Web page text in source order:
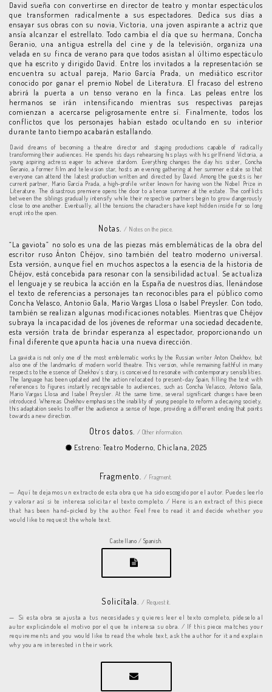
David sueña con convertirse en director de teatro y montar espectáculos
que transformen radicalmente a sus espectadores. Dedica sus días a
ensayar sus obras con su novia, Victoria, una joven aspirante a actriz que
ansía alcanzar el estrellato. Todo cambia el día que su hermana, Concha
Geranio, una antigua estrella del cine y de la televisión, organiza una
velada en su finca de verano para que todos asistan al último espectáculo
que ha escrito y dirigido David. Entre los invitados a la representación se
encuentra su actual pareja, Mario García Prada, un mediático escritor
conocido por ganar el premio Nobel de Literatura. El fracaso del estreno
abrirá la puerta a un tenso verano en la finca. Las peleas entre los
hermanos se irán intensificando mientras sus respectivas parejas
comienzan a acercarse peligrosamente entre sí. Finalmente, todos los
conflictos que los personajes habían estado ocultando en su interior
durante tanto tiempo acabarán estallando.
David dreams of becoming a theatre director and staging productions capable of radically
transforming their audiences. He spends his days rehearsing his plays with his girlfriend Victoria, a
young aspiring actress eager to achieve stardom. Everything changes the day his sister, Concha
Geranio, a former film and television star, hosts an evening gathering at her summer estate so that
everyone can attend the latest production written and directed by David. Among the guests is her
current partner, Mario García Prada, a high-profile writer known for having won the Nobel Prize in
Literature. The disastrous premiere opens the door to a tense summer at the estate. The conflicts
between the siblings gradually intensify while their respective partners begin to grow dangerously
close to one another. Eventually, all the tensions the characters have kept hidden inside for so long
erupt into the open.
Notas./ Notes on the piece.
“La gaviota” no solo es una de las piezas más emblemáticas de la obra del
escritor ruso Ánton Chéjov, sino también del teatro moderno universal.
Esta versión, aunque fiel en muchos aspectos a la esencia de la historia de
Chéjov, está concebida para resonar con la sensibilidad actual. Se actualiza
el lenguaje y se reubica la acción en la España de nuestros días, llenándose
el texto de referencias a personajes tan reconocibles para el público como
Concha Velasco, Antonio Gala, Mario Vargas Llosa o Isabel Preysler. Con todo,
también se realizan algunas modificaciones notables. Mientras que Chéjov
subraya la incapacidad de los jóvenes de reformar una sociedad decadente,
esta versión trata de brindar esperanza al espectador, proporcionando un
final diferente que apunta hacia una nueva dirección.
La gaviota is not only one of the most emblematic works by the Russian writer Anton Chekhov, but
also one of the landmarks of modern world theatre. This version, while remaining faithful in many
respects to the essence of Chekhov’s story, is conceived to resonate with contemporary sensibilities.
The language has been updated and the action relocated to present-day Spain, filling the text with
references to figures instantly recognisable to audiences, such as Concha Velasco, Antonio Gala,
Mario Vargas Llosa and Isabel Preysler. At the same time, several significant changes have been
introduced. Whereas Chekhov emphasises the inability of young people to reform a decaying society,
this adaptation seeks to offer the audience a sense of hope, providing a different ending that points
towards a new direction.
Otros datos. / Other information.
Estreno: Teatro Moderno, Chiclana, 2025
Fragmento./ Fragment.
Aquí te dejamos un extracto de esta obra que ha sido escogido por el autor. Puedes leerlo
y valorar así si te interesa solicitar el texto completo. / Here is an extract of this piece
that has been hand-picked by the author. Feel free to read it and decide whether you
would like to request the whole text.
Castellano / Spanish.
Solicítala. / Request it.
Si esta obra se ajusta a tus necesidades y quieres leer el texto completo, pídeselo al
autor explicándole el motivo por el que te interesa su obra. / If this piece matches your
requirements and you would like to read the whole text, ask the author for it and explain
why you are interested in their work.